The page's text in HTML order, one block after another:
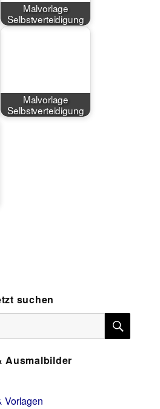
Malvorlage
Selbstverteidigung
Malvorlage
Selbstverteidigung
suchen
Ausmalbilder
Vorlagen